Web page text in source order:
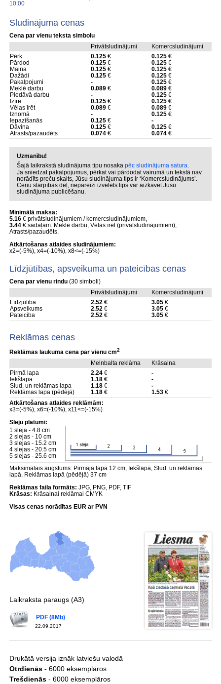
10:00
Sludinājuma cenas
Cena par vienu teksta simbolu
Privātsludinājumi
Komercsludinājumi
Pērk
0.125€ 0.125€
Pārdod
0.125€ 0.125€
Maina
0.125€ 0.125€
Dažādi
0.125€ 0.125€
Pakalpojumi
- 0.125€
Meklē darbu
0.089€ 0.089€
Piedāvā darbu
- 0.125€
Izīrē
0.125€ 0.125€
Vēlas īrēt
0.089€ 0.089€
Iznomā
- 0.125€
Iepazīšanās
0.125€
-
Dāvina
0.125€ 0.125€
Atrasts/pazaudēts
0.074€ 0.074€
Uzmanību!
Šajā laikrakstā sludinājuma tipu nosaka pēc sludinājuma satura.
Ja sniedzat pakalpojumus, pērkat vai pārdodat vairumā un tekstā nav
norādīts preču skaits, Jūsu sludinājuma tips ir ‘Komercsludinājums’.
Cenu starpības dēļ, nepareizi izvēlēts tips var aizkavēt Jūsu
sludinājuma publicēšanu.
Minimālā maksa:
5.16€ privātsludinājumiem / komercsludinājumiem,
3.44€ sadaļām: Meklē darbu, Vēlas īrēt (privātsludinājumiem),
Atrasts/pazaudēts.
Atkārtošanas atlaides sludinājumiem:
x2=(-5%), x4=(-10%), x8<=(-15%)
Līdzjūtības, apsveikuma un pateicības cenas
Cena par vienu rindu (30 simboli)
Privātsludinājumi
Komercsludinājumi
Līdzjūtība
2.52€ 3.05€
Apsveikums
2.52€ 3.05€
Pateicība
2.52€ 3.05€
Reklāmas cenas
Reklāmas laukuma cena par vienu cm2
Melnbalta reklāma
Krāsaina
Pirmā lapa
2.24€
-
Iekšlapa
1.18€
-
Slud. un reklāmas lapa
1.18€
-
Reklāmas lapa (pēdējā)
1.18€ 1.53€
Atkārtošanas atlaides reklāmām:
x3=(-5%), x6=(-10%), x11<=(-15%)
Sleju platumi:
1 sleja - 4.8 cm
2 slejas - 10 cm
3 slejas - 15.2 cm
4 slejas - 20.5 cm
5 slejas - 25.6 cm
Maksimālais augstums: Pirmajā lapā 12 cm, Iekšlapā, Slud. un reklāmas
lapā, Reklāmas lapā (pēdējā) 37 cm
Reklāmas faila formāts: JPG, PNG, PDF, TIF
Krāsas: Krāsainai reklāmai CMYK
Visas cenas norādītas EUR ar PVN
Laikraksta paraugs (A3)
22.09.2017
PDF (8Mb)
Drukātā versija iznāk latviešu valodā
Otrdienās- 6000 eksemplāros
Trešdienās- 6000 eksemplāros